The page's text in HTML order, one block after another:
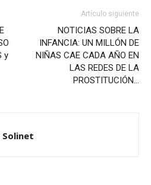
y
Artículo siguiente
NOTICIAS SOBRE LA
INFANCIA: UN MILLÓN DE
NIÑAS CAE CADA AÑO EN
LAS REDES DE LA
PROSTITUCIÓN…
Solinet